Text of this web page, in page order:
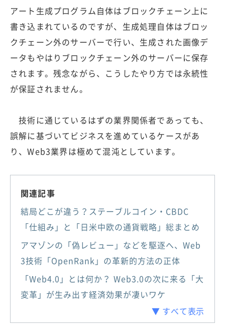
アート生成プログラム自体はブロックチェーン上に
書き込まれているのですが、生成処理自体はブロッ
クチェーン外のサーバーで行い、生成された画像デ
ータもやはりブロックチェーン外のサーバーに保存
されます。残念ながら、こうしたやり方では永続性
が保証されません。
技術に通じているはずの業界関係者であっても、
誤解に基づいてビジネスを進めているケースがあ
り、Web3業界は極めて混沌としています。
関連記事
結局どこが違う？ステーブルコイン・CBDC
「仕組み」と「日米中欧の通貨戦略」総まとめ
アマゾンの「偽レビュー」などを駆逐へ、Web
3技術「OpenRank」の革新的方法の正体
「Web4.0」とは何か？ Web3.0の次に来る「大
変革」が生み出す経済効果が凄いワケ
▼ すべて表示